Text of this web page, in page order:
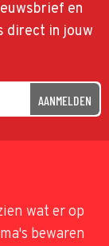
en
direct in jouw
AANMELDEN
wat er op
bewaren